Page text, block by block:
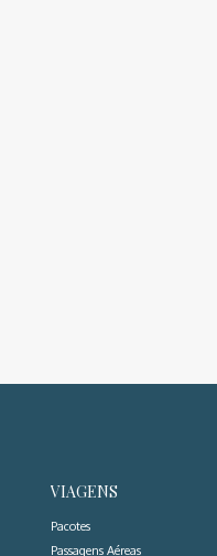
VIAGENS
Pacotes
Passagens Aéreas